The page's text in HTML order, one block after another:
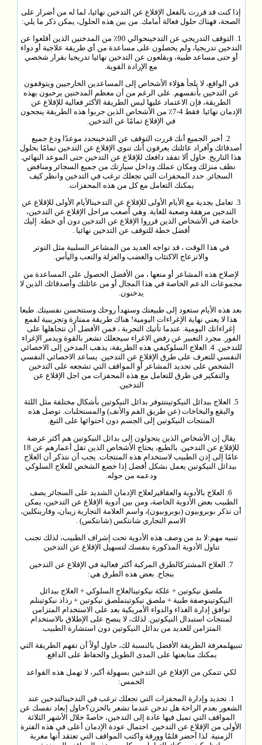
إذا كنت قد قررت بالفعل الإقلاع عن التدخين نهائيا، لما له من أضرار على
الصحة، فهناك حلول فعالة أمامك. من بين هذه الحلول، يمكن ذكر ما يلي:
1. التوقف التدريجي عن التدخينحوالي 90٪ من المدخنين الذين أقلعوا عن
التدخين تدريجيا، ولم يحصلون على مساعدة من أي طريقة علاجية أو دواء
أو حتى مساعد طبية، ويقلعون عن التدخين نهائيا تدريجيا بقرار شخصي
مع الإرادة القوية.
في الواقع، لا يلجأ هؤلاء الأشخاص إلى المساعدين الخارجيين ويتوقفون
عن التدخين بأنفسهم. على الرغم من أن معظم المدخنين يرحبون بهذه
الطريقة، فإن الاعتماد عليها ليس الطريقة الأكثر فعالية للإقلاع عن
الإدمان نهائيا. فقط 4-7٪ من الأشخاص الذين جربوا هذه الطريقة ينجحون
في الإقلاع تمامًا عن التدخين.
2. أخبر الجميع أنك قررت التوقف عن التدخينحدد موعدًا ودع جميع
أصدقائك وأفراد عائلتك يعرفون أنك تنوي الإقلاع عن التدخين تمامًا بحلول
هذا التاريخ. حاول ألا تفقد دافعك للإقلاع عن التدخين حتى الموعد النهائي.
نظف منزلك ومكان عملك وداخل سيارتك من جميع السجائر ومنافض
السجائر. حدد المحفزات التي تجعلك ترغب في التدخين وانظر كيف
يمكنك التعامل مع كل من هذه المحفزات.
3. تعامل بجدية مع الأيام الأولى للإقلاع عن التدخينالأيام الأولى للإقلاع عن
التدخين مرهقة وصعبة للغاية. وهي أصعب مراحل الإقلاع عن التدخين،
خاصة في الأشخاص الذين قرروا الإقلاع عن التدخين دون أي خطة. إليك
أفضل خطة للتوقف عن التدخين نهائيا .
في هذا الوقت ، قد تواجه العديد من المشاعر السلبية مثل التوتر
والانزعاج الاكتئاب والغضب والعزلة والتعب واليأس.
لإصلاح هذه المشاعر أو منعها ، من الأفضل الحصول على المساعدة من
مجموعات الدعم الخاصة في هذا المجال أو من عائلتك وأصدقائك الذين لا
يدخنون.
بعد هذه الأيام ستعود إلى طبيعتك وستهدأ روحك وستتحسن نفسيتك. طبعا
هذا لا يعني نهاية الإغراءات اليومية! هناك طريقة ممتازة وتجريبية لقمع
إغراءاتك اليومية. عندما تأتيك التجربة ، فمن الأفضل أن تتجاهلها على
الفور. مجرد التعبير عن رفض الاغراء سيجعلك تشعر بالقوة ويدمر الإغراء
للتدخين. 4. العلاج السلوكيفي هذه الطريقة، يذهب المدخن إلى الاخصائي
النفسي للتعرف على طرق الإقلاع عن التدخين. يساعد الاخصائي النفسي
الشخص على تحديد المشاعر أو المواقف التي تشجعه على التدخين
والتفكير في طرق للتعامل مع هذه المحفزات من اجل الإقلاع عن
التدخين.
5. العلاج ببدائل النيكوتينتتوفر بدائل النيكوتين بأشكال مختلفة مثل اللثة
والبقع والبخاخات (عن طريق الفم والأنف) والمستحلبات. توصل هذه
المنتجات النيكوتين إلى الجسم دون احتوائها على التبغ.
يقال إن الأشخاص الذين يتحولون إلى بدائل النيكوتين هم أكثر عرضة
للإقلاع عن التدخين. بالطبع، يحتاج الأشخاص الذين تقل أعمارهم عن 18
عامًا إلى إذن الطبيب لاستخدام هذه المنتجات. يجب أن نتذكر أن العلاج
ببدائل النيكوتين يعمل بشكل أفضل إذا خضع الشخص للعلاج السلوكي
ودعمه من حوله.
6. العلاج بالأدوية والعقاقيرلعلاج الإدمان الشديد على السجائر يصف
الطبيب بعض الأدوية الخاصة، ومن بين أدوية الإقلاع عن التدخين، يمكن
أن نذكر بوبروبيون (بوبروبيون)، واسم العلامة التجارية زيبان، وفارينكلين،
الاسم التجاري شانتكس (شانتكس) .
تنبيه مهم:لا بد من وصف هذه الأدوية تحت إشراف الطبيب، لذلك تجنب
تناول الأدوية المذكورة بنفسك لتسهيل الإقلاع عن التدخين.
7. العلاج المشتركالطرق المركبة أكثر فعالية في الإقلاع عن التدخين
بنجاح. بعض هذه الطرق هي:
ملصق نيكوتين + علكة نيكوتينالعلاج السلوكي + العلاج ببدائل
النيكوتينوصفة طبية + ملصق نيكوتينملصق نيكوتين + رذاذ نيكوتينلم
توافق إدارة الغذاء والدواء الأمريكية بعد على الاستخدام المتزامن
لمنتجات استبدال النيكوتين. لذلك، لا ينصح على الإطلاق بالاستخدام
المتزامن للعديد من بدائل النيكوتين دون استشارة الطبيب.
تنبيهلمعرفة الطريقة الأفضل بالنسبة لك، حاول أولاً أن تفهم الطريقة التي
يمكنك متابعتها على المدى الطويل والحفاظ على الدافع.
لكي تتمكن من الإقلاع عن التدخين بسهولة أكبر، لا تهمل هذه القواعد
الخمس:
1. تحديد وإدارة المحفزات التي تجعلك ترغب في التدخينالتدخين عند
الشعور بعدم الراحة هل تدخن عندما تشعر بالحزن؟حاول إبعاد نفسك عن
المواقف التي تميل فيها عادة إلى التدخين، خاصةً خلال الأشهر الثلاثة
الأولى من الإقلاع عن التدخين. احتمال عودة الإدمان أعلى في هذه الفترة
الزمنية. لذا أحضر قلمًا وورقة واكتب المواقف التي تعتقد أنها مغرية